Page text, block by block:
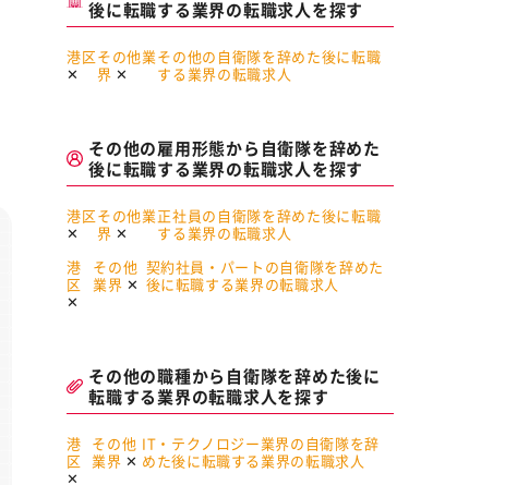
後に転職する業界の転職求人を探す
港区 その他業
界
その他の自衛隊を辞めた後に転職
する業界の転職求人
その他の雇用形態から自衛隊を辞めた
後に転職する業界の転職求人を探す
港区 その他業
界
正社員の自衛隊を辞めた後に転職
する業界の転職求人
港
区
その他
業界
契約社員・パートの自衛隊を辞めた
後に転職する業界の転職求人
その他の職種から自衛隊を辞めた後に
転職する業界の転職求人を探す
港
区
その他
業界
IT・テクノロジー業界の自衛隊を辞
めた後に転職する業界の転職求人